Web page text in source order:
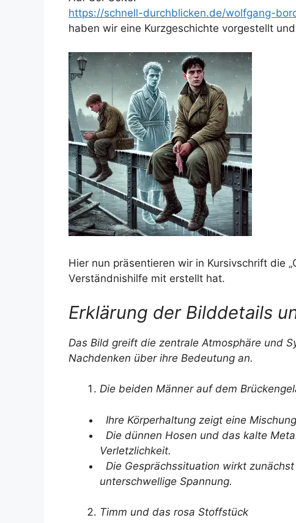
https://schnell-durchblicken.de/wolfgang-
haben wir eine Kurzgeschichte vorgestellt
Hier nun präsentieren wir in Kursivschrift die
Verständnishilfe mit erstellt hat.
Erklärung der Bilddetails
Das Bild greift die zentrale Atmosphäre und
Nachdenken über ihre Bedeutung an.
Die beiden Männer auf dem
Ihre Körperhaltung zeigt eine
Die dünnen Hosen und das kalte
Verletzlichkeit.
Die Gesprächssituation wirkt
unterschwellige Spannung.
Timm und das rosa Stoffstück